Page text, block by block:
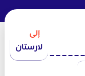
إلى
لارستان